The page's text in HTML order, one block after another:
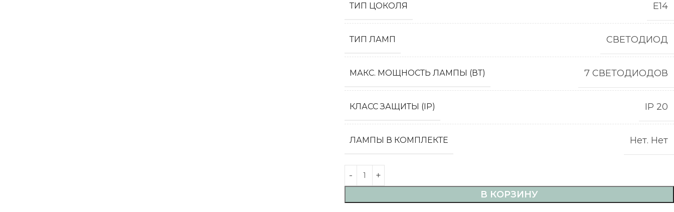
ТИП ЦОКОЛЯ Е14
ТИП ЛАМП СВЕТОДИОД
МАКС. МОЩНОСТЬ ЛАМПЫ (ВТ) 7 СВЕТОДИОДОВ
КЛАСС ЗАЩИТЫ (IP) IP 20
ЛАМПЫ В КОМПЛЕКТЕ Нет. Нет
В КОРЗИНУ